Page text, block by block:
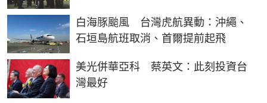
白海豚颱風 台灣虎航異動：沖繩、
石垣島航班取消、首爾提前起飛
美光併華亞科 蔡英文：此刻投資台
灣最好